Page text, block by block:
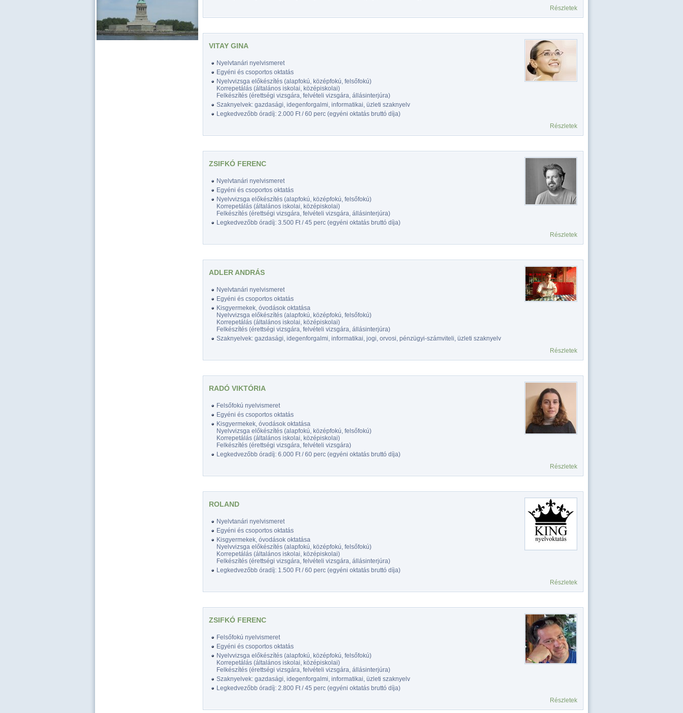
Részletek
VITAY GINA
Nyelvtanári nyelvismeret
Egyéni és csoportos oktatás
Nyelvvizsga előkészítés (alapfokú, középfokú, felsőfokú)
Korrepetálás (általános iskolai, középiskolai)
Felkészítés (érettségi vizsgára, felvételi vizsgára, állásinterjúra)
Szaknyelvek: gazdasági, idegenforgalmi, informatikai, üzleti szaknyelv
Legkedvezőbb óradíj: 2.000 Ft / 60 perc (egyéni oktatás bruttó díja)
Részletek
ZSIFKÓ FERENC
Nyelvtanári nyelvismeret
Egyéni és csoportos oktatás
Nyelvvizsga előkészítés (alapfokú, középfokú, felsőfokú)
Korrepetálás (általános iskolai, középiskolai)
Felkészítés (érettségi vizsgára, felvételi vizsgára, állásinterjúra)
Legkedvezőbb óradíj: 3.500 Ft / 45 perc (egyéni oktatás bruttó díja)
Részletek
ADLER ANDRÁS
Nyelvtanári nyelvismeret
Egyéni és csoportos oktatás
Kisgyermekek, óvodások oktatása
Nyelvvizsga előkészítés (alapfokú, középfokú, felsőfokú)
Korrepetálás (általános iskolai, középiskolai)
Felkészítés (érettségi vizsgára, felvételi vizsgára, állásinterjúra)
Szaknyelvek: gazdasági, idegenforgalmi, informatikai, jogi, orvosi, pénzügyi-számviteli, üzleti szaknyelv
Részletek
RADÓ VIKTÓRIA
Felsőfokú nyelvismeret
Egyéni és csoportos oktatás
Kisgyermekek, óvodások oktatása
Nyelvvizsga előkészítés (alapfokú, középfokú, felsőfokú)
Korrepetálás (általános iskolai, középiskolai)
Felkészítés (érettségi vizsgára, felvételi vizsgára)
Legkedvezőbb óradíj: 6.000 Ft / 60 perc (egyéni oktatás bruttó díja)
Részletek
ROLAND
Nyelvtanári nyelvismeret
Egyéni és csoportos oktatás
Kisgyermekek, óvodások oktatása
Nyelvvizsga előkészítés (alapfokú, középfokú, felsőfokú)
Korrepetálás (általános iskolai, középiskolai)
Felkészítés (érettségi vizsgára, felvételi vizsgára, állásinterjúra)
Legkedvezőbb óradíj: 1.500 Ft / 60 perc (egyéni oktatás bruttó díja)
Részletek
ZSIFKÓ FERENC
Felsőfokú nyelvismeret
Egyéni és csoportos oktatás
Nyelvvizsga előkészítés (alapfokú, középfokú, felsőfokú)
Korrepetálás (általános iskolai, középiskolai)
Felkészítés (érettségi vizsgára, felvételi vizsgára, állásinterjúra)
Szaknyelvek: gazdasági, idegenforgalmi, informatikai, üzleti szaknyelv
Legkedvezőbb óradíj: 2.800 Ft / 45 perc (egyéni oktatás bruttó díja)
Részletek